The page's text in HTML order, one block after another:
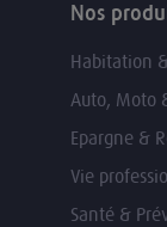
Nos
Habitation
Auto, Moto
Epargne &
Vie
Santé &